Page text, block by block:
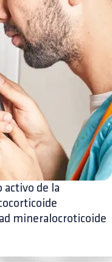
activo de la
mineralocroticoide